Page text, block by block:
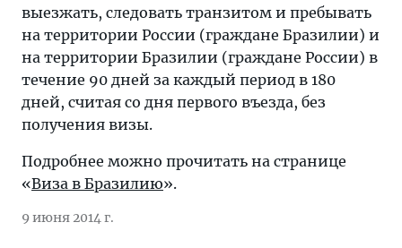
выезжать, следовать транзитом и пребывать
на территории России (граждане Бразилии) и
на территории Бразилии (граждане России) в
течение 90 дней за каждый период в 180
дней, считая со дня первого въезда, без
получения визы.
Подробнее можно прочитать на странице
«Виза в Бразилию».
9 июня 2014 г.